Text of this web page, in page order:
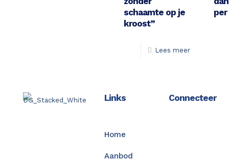
schaamte op je
kroost”
Lees meer
per
Links
Home
Aanbod
Connecteer